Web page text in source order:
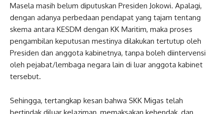
Masela masih belum diputuskan Presiden Jokowi. Apalagi,
dengan adanya perbedaan pendapat yang tajam tentang
skema antara KESDM dengan KK Maritim, maka proses
pengambilan keputusan mestinya dilakukan tertutup oleh
Presiden dan anggota kabinetnya, tanpa boleh diintervensi
oleh pejabat/lembaga negara lain di luar anggota kabinet
tersebut.
Sehingga, tertangkap kesan bahwa SKK Migas telah